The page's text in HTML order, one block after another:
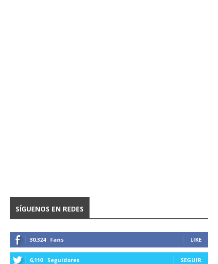
SÍGUENOS EN REDES
30,324 Fans LIKE
6,110 Seguidores SEGUIR